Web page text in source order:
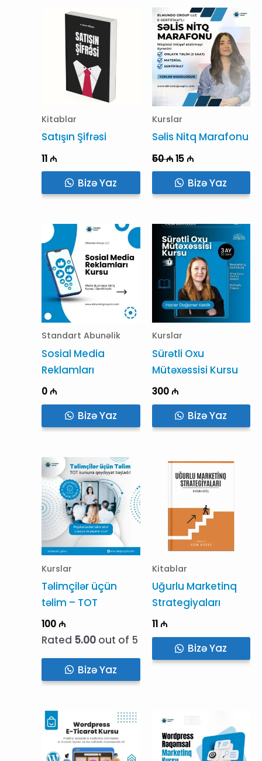
Kitablar
Satışın Şifrəsi
11₼
Bizə Yaz
Kurslar
Səlis Nitq Marafonu
50₼ Original
price
was:
50 ₼.
15₼Current
price
is:
15 ₼.
Bizə Yaz
Standart Abunəlik
Sosial Media
Reklamları
0₼
Bizə Yaz
Kurslar
Sürətli Oxu
Mütəxəssisi Kursu
300₼
Bizə Yaz
Kurslar
Təlimçilər üçün
təlim – TOT
100₼
Rated 5.00 out of 5
Bizə Yaz
Kitablar
Uğurlu Marketinq
Strategiyaları
11₼
Bizə Yaz